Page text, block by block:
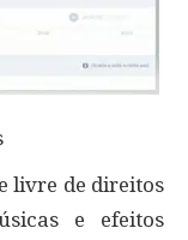
livre de direitos
e efeitos